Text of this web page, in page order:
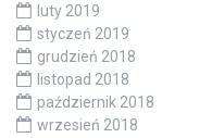
luty 2019
styczeń 2019
grudzień 2018
listopad 2018
październik 2018
wrzesień 2018